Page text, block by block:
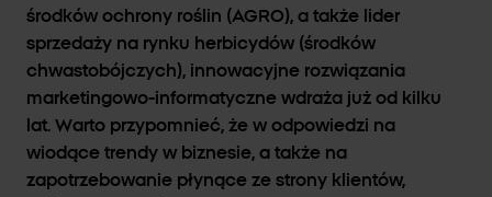
środków ochrony roślin (AGRO), a także lider
sprzedaży na rynku herbicydów (środków
chwastobójczych), innowacyjne rozwiązania
marketingowo-informatyczne wdraża już od kilku
lat. Warto przypomnieć, że w odpowiedzi na
wiodące trendy w biznesie, a także na
zapotrzebowanie płynące ze strony klientów,